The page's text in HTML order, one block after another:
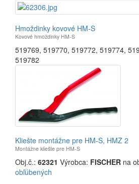
Hmoždinky kovové HM-S
Kovové hmoždinky HM-S
519769, 519770, 519772, 519774,
519782
Kliešte montážne pre HM-S, HMZ 2
Montážne kliešte pre HM-S
Obj.č.: 62321 Výrobca: FISCHER na
obľúbených